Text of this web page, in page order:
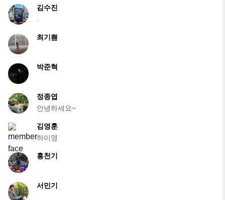
김수진
최기쁨
박준혁
정종엽
안녕하세요~
김영훈
하이영
홍천기
서민기